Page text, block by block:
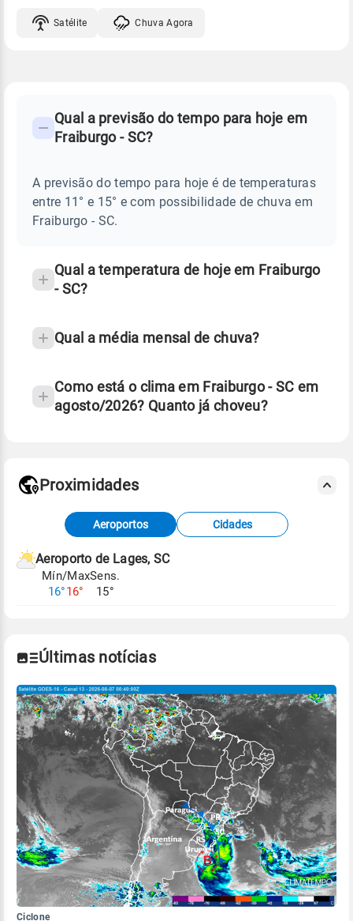
Satélite Chuva Agora
PREVISÃO
TEMPO
FRAIBURGO
Perguntas
sobre
chuva
Qual a previsão do tempo para hoje em
Fraiburgo - SC?
A previsão do tempo para hoje é de temperaturas
entre 11° e 15° e com possibilidade de chuva em
Fraiburgo - SC.
Qual a temperatura de hoje em Fraiburgo
- SC?
Qual a média mensal de chuva?
Como está o clima em Fraiburgo - SC em
agosto/2026? Quanto já choveu?
Fonte: dados combinados de estações
meteorológicas e satélite do Centro de Previsão
de Tempo e Estudos Climáticos (CPTEC).
Para obter mais informações sobre os dados
Proximidades
Aeroportos Cidades
Aeroporto de Lages, SC
Mín/Max
16°16°
Sens.
15°
Últimas notícias
Ciclone